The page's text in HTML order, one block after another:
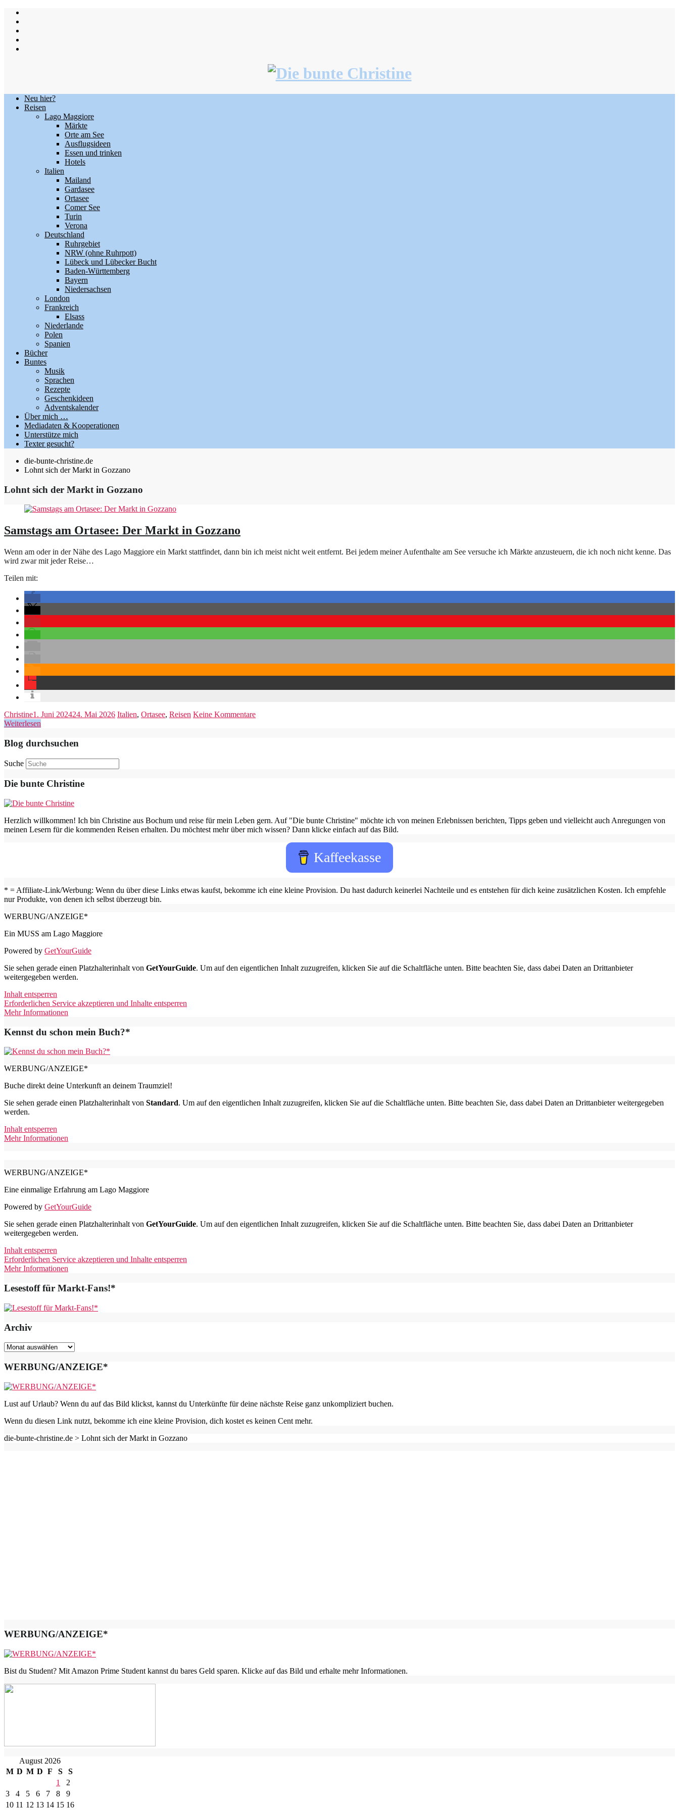
Skip
content
Neu hier?
Reisen
Lago Maggiore
Märkte
Orte am See
Ausflugsideen
Essen und trinken
Hotels
Italien
Mailand
Gardasee
Ortasee
Comer See
Turin
Verona
Deutschland
Ruhrgebiet
NRW (ohne Ruhrpott)
Lübeck und Lübecker Bucht
Baden-Württemberg
Bayern
Niedersachsen
London
Frankreich
Elsass
Niederlande
Polen
Spanien
Bücher
Buntes
Musik
Sprachen
Rezepte
Geschenkideen
Adventskalender
Über mich …
Mediadaten & Kooperationen
Unterstütze mich
Texter gesucht?
die-bunte-christine.de
Lohnt sich der Markt in Gozzano
Lohnt sich der Markt in Gozzano
Samstags am Ortasee: Der Markt in Gozzano
Wenn am oder in der Nähe des Lago Maggiore ein Markt stattfindet, dann bin ich meist nicht weit entfernt. Bei jedem meiner Aufenthalte am See versuche ich Märkte anzusteuern, die ich noch nicht kenne. Das
wird zwar mit jeder Reise…
Teilen mit:
Christine1. Juni 202424. Mai 2026 Italien, Ortasee, Reisen Keine Kommentare
Weiterlesen
Blog durchsuchen
Suche
Die bunte Christine
Herzlich willkommen! Ich bin Christine aus Bochum und reise für mein Leben gern. Auf "Die bunte Christine" möchte ich von meinen Erlebnissen berichten, Tipps geben und vielleicht auch Anregungen von
meinen Lesern für die kommenden Reisen erhalten. Du möchtest mehr über mich wissen? Dann klicke einfach auf das Bild.
Kaffeekasse
* = Affiliate-Link/Werbung: Wenn du über diese Links etwas kaufst, bekomme ich eine kleine Provision. Du hast dadurch keinerlei Nachteile und es entstehen für dich keine zusätzlichen Kosten. Ich empfehle
nur Produkte, von denen ich selbst überzeugt bin.
WERBUNG/ANZEIGE*
Ein MUSS am Lago Maggiore
Powered by GetYourGuide
Sie sehen gerade einen Platzhalterinhalt von GetYourGuide. Um auf den eigentlichen Inhalt zuzugreifen, klicken Sie auf die Schaltfläche unten. Bitte beachten Sie, dass dabei Daten an Drittanbieter
weitergegeben werden.
Inhalt entsperren
Erforderlichen Service akzeptieren und Inhalte entsperren
Mehr Informationen
Kennst du schon mein Buch?*
WERBUNG/ANZEIGE*
Buche direkt deine Unterkunft an deinem Traumziel!
Sie sehen gerade einen Platzhalterinhalt von Standard. Um auf den eigentlichen Inhalt zuzugreifen, klicken Sie auf die Schaltfläche unten. Bitte beachten Sie, dass dabei Daten an Drittanbieter weitergegeben
werden.
Inhalt entsperren
Mehr Informationen
WERBUNG/ANZEIGE*
Eine einmalige Erfahrung am Lago Maggiore
Powered by GetYourGuide
Sie sehen gerade einen Platzhalterinhalt von GetYourGuide. Um auf den eigentlichen Inhalt zuzugreifen, klicken Sie auf die Schaltfläche unten. Bitte beachten Sie, dass dabei Daten an Drittanbieter
weitergegeben werden.
Inhalt entsperren
Erforderlichen Service akzeptieren und Inhalte entsperren
Mehr Informationen
Lesestoff für Markt-Fans!*
Archiv
Archiv
WERBUNG/ANZEIGE*
Lust auf Urlaub? Wenn du auf das Bild klickst, kannst du Unterkünfte für deine nächste Reise ganz unkompliziert buchen.
Wenn du diesen Link nutzt, bekomme ich eine kleine Provision, dich kostet es keinen Cent mehr.
die-bunte-christine.de > Lohnt sich der Markt in Gozzano
WERBUNG/ANZEIGE*
Bist du Student? Mit Amazon Prime Student kannst du bares Geld sparen. Klicke auf das Bild und erhalte mehr Informationen.
August 2026
M D M D F S
S
1
2
3
4 5 6 7 8
9
10 11 12 13 14 15 16